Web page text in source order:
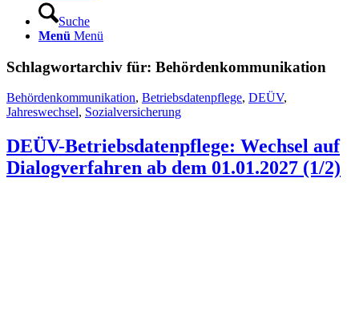
Suche
Menü Menü
Schlagwortarchiv für: Behördenkommunikation
Behördenkommunikation, Betriebsdatenpflege, DEÜV,
Jahreswechsel, Sozialversicherung
DEÜV-Betriebsdatenpflege: Wechsel auf
Dialogverfahren ab dem 01.01.2027 (1/2)